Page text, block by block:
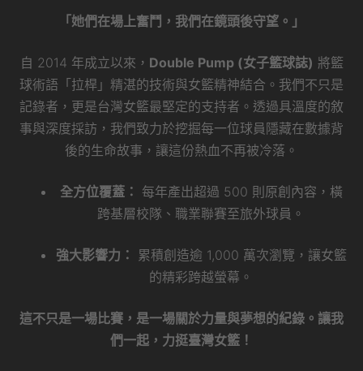
「她們在場上奮鬥，我們在鏡頭後守望。」
自 2014 年成立以來， Double Pump (女子籃球誌) 將籃
球術語「拉桿」精湛的技術與女籃精神結合。我們不只是
記錄者，更是台灣女籃最堅定的支持者。透過具溫度的敘
事與深度採訪，我們致力於挖掘每一位球員隱藏在數據背
後的生命故事，讓這份熱血不再被冷落。
全方位覆蓋： 每年產出超過 500 則原創內容，橫
跨基層校隊、職業聯賽至旅外球員。
強大影響力：
累積創造逾 1,000 萬次瀏覽，讓女籃
的精彩跨越螢幕。
這不只是一場比賽，是一場關於力量與夢想的紀錄。讓我
們一起，力挺臺灣女籃！